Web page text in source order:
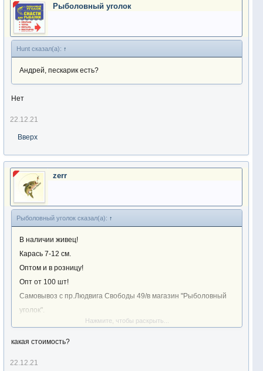
Рыболовный уголок
Hunt сказал(а): ↑
Андрей, пескарик есть?
Нет
22.12.21
Вверх
zerr
Рыболовный уголок сказал(а): ↑
В наличии живец!
Карась 7-12 см.
Оптом и в розницу!
Опт от 100 шт!
Самовывоз с пр.Людвига Свободы 49/в магазин "Рыболовный
уголок".
Посмотреть вложение 333602
Нажмите, чтобы раскрыть...
какая стоимость?
22.12.21